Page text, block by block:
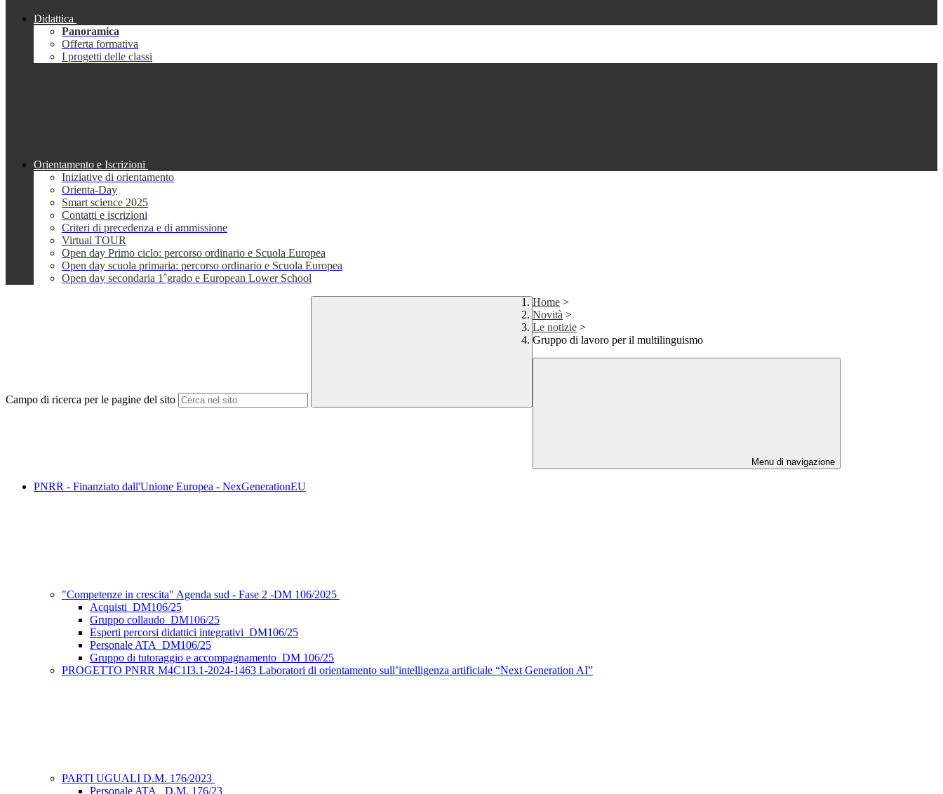
Didattica
Panoramica
Offerta formativa
I progetti delle classi
Orientamento e Iscrizioni
Iniziative di orientamento
Orienta-Day
Smart science 2025
Contatti e iscrizioni
Criteri di precedenza e di ammissione
Virtual TOUR
Open day Primo ciclo: percorso ordinario e Scuola Europea
Open day scuola primaria: percorso ordinario e Scuola Europea
Open day secondaria 1ˆgrado e European Lower School
Campo di ricerca per le pagine del sito
Home >
Novità >
Le notizie >
Gruppo di lavoro per il multilinguismo
Menu di navigazione
PNRR - Finanziato dall'Unione Europea - NexGenerationEU
"Competenze in crescita" Agenda sud - Fase 2 -DM 106/2025
Acquisti_DM106/25
Gruppo collaudo_DM106/25
Esperti percorsi didattici integrativi_DM106/25
Personale ATA_DM106/25
Gruppo di tutoraggio e accompagnamento_DM 106/25
PROGETTO PNRR M4C1I3.1-2024-1463 Laboratori di orientamento sull’intelligenza artificiale “Next Generation AI”
PARTI UGUALI D.M. 176/2023
Personale ATA_ D.M. 176/23